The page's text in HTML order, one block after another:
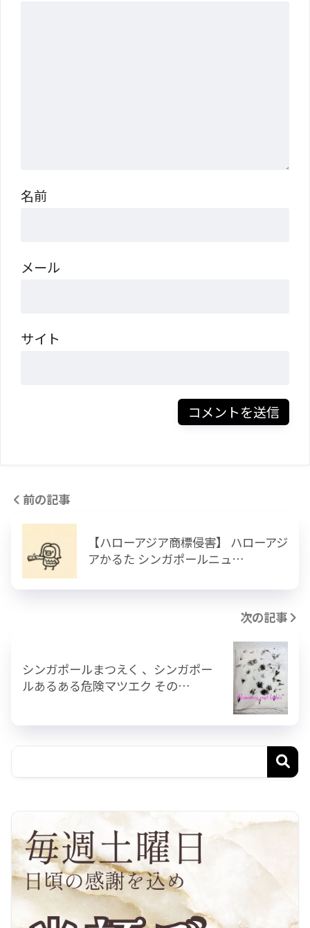
名前
メール
サイト
前の記事
【ハローアジア商標侵害】 ハローアジ
アかるた シンガポールニュ…
次の記事
シンガポールまつえく 、シンガポー
ルあるある危険マツエク その…